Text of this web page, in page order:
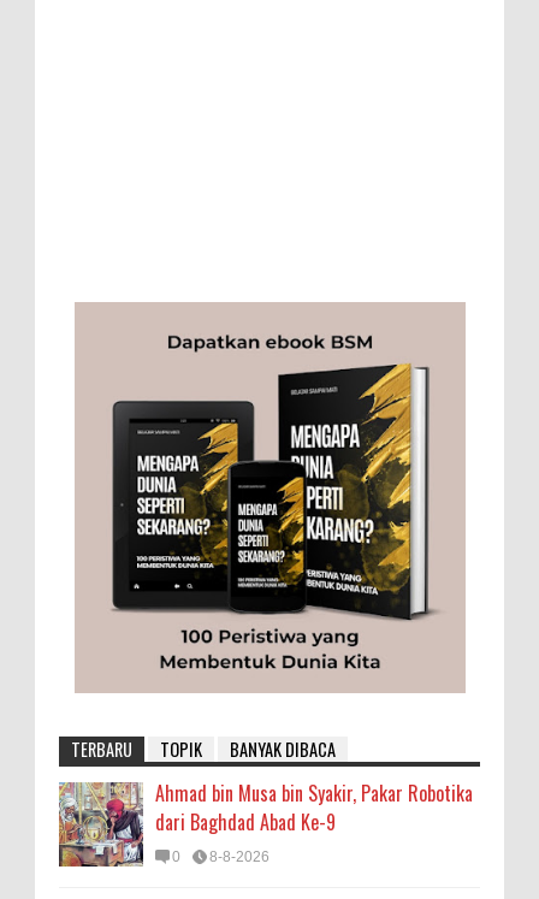
TERBARU TOPIK BANYAK DIBACA
Ahmad bin Musa bin Syakir, Pakar Robotika
dari Baghdad Abad Ke-9
0 8-8-2026